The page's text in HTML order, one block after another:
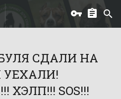
СДАЛИ НА
SOS!!!